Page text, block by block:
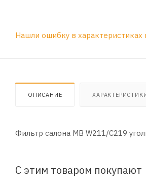
Нашли ошибку в характеристиках
ОПИСАНИЕ
Фильтр салона MB W211/C219
С этим товаром покупают